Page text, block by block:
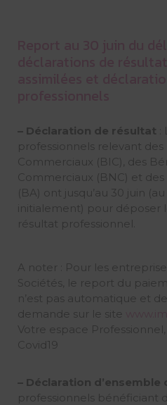
– Déclaration de résultat
professionnels relevant
Commerciaux (BIC), des
Commerciaux (BNC) et
(BA) ont jusqu’au 30 juin
initialement) pour déposer
résultat professionnel.
A noter : Pour les
Sociétés, le report du
n’est pas automatique et
demande sur le site
Votre espace
Covid19
– Déclaration d’ensemble
professionnels bénéficiant